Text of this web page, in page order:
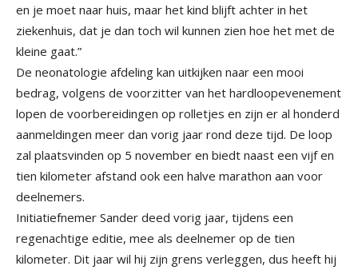
en je moet naar huis, maar het kind blijft achter in het
ziekenhuis, dat je dan toch wil kunnen zien hoe het met de
kleine gaat.”
De neonatologie afdeling kan uitkijken naar een mooi
bedrag, volgens de voorzitter van het hardloopevenement
lopen de voorbereidingen op rolletjes en zijn er al honderd
aanmeldingen meer dan vorig jaar rond deze tijd. De loop
zal plaatsvinden op 5 november en biedt naast een vijf en
tien kilometer afstand ook een halve marathon aan voor
deelnemers.
Initiatiefnemer Sander deed vorig jaar, tijdens een
regenachtige editie, mee als deelnemer op de tien
kilometer. Dit jaar wil hij zijn grens verleggen, dus heeft hij